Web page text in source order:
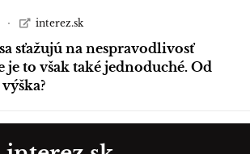
interez.sk
sťažujú na nespravodlivosť
to však také jednoduché. Od